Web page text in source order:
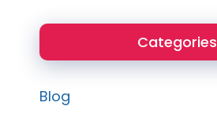
Categories
Blog